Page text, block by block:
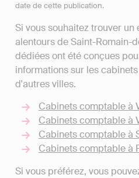
date de cette publication.
Si vous souhaitez trouver
alentours de Saint-Romain-
dédiées ont été conçues
informations sur les
d'autres villes.
Cabinets comptable à
Cabinets comptable à
Cabinets comptable à
Cabinets comptable à
Si vous préférez, vous